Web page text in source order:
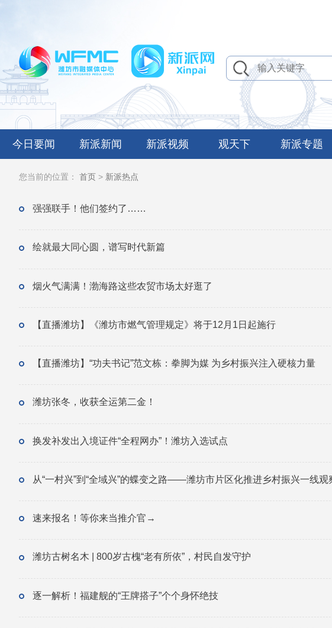
今日要闻 新派新闻 新派视频 观天下 新派专题
您当前的位置： 首页 > 新派热点
强强联手！他们签约了……
绘就最大同心圆，谱写时代新篇
烟火气满满！渤海路这些农贸市场太好逛了
【直播潍坊】《潍坊市燃气管理规定》将于12月1日起施行
【直播潍坊】“功夫书记”范文栋：拳脚为媒 为乡村振兴注入硬核力量
潍坊张冬，收获全运第二金！
换发补发出入境证件“全程网办”！潍坊入选试点
从“一村兴”到“全域兴”的蝶变之路——潍坊市片区化推进乡村振兴一线观
速来报名！等你来当推介官→
潍坊古树名木 | 800岁古槐“老有所依”，村民自发守护
逐一解析！福建舰的“王牌搭子”个个身怀绝技